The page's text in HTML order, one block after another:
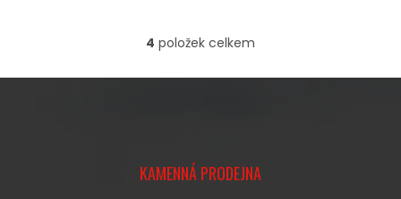
O
L
Í
P
4 položek celkem
KAMENNÁ PRODEJNA